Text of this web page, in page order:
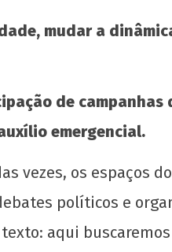
mudar a
de campanhas
emergencial.
vezes, os espaços
políticos e
aqui